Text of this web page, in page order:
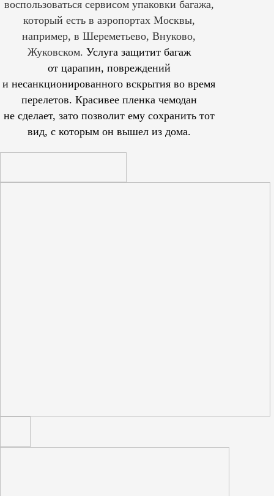
воспользоваться сервисом упаковки багажа,
который есть в аэропортах Москвы,
например, в Шереметьево, Внуково,
Жуковском. Услуга защитит багаж
от царапин, повреждений
и несанкционированного вскрытия во время
перелетов. Красивее пленка чемодан
не сделает, зато позволит ему сохранить тот
вид, с которым он вышел из дома.